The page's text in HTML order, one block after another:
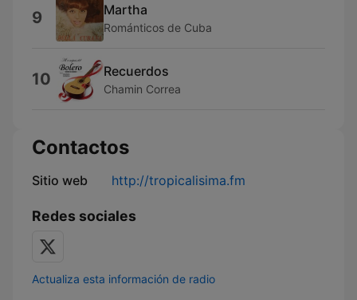
9 Martha
Románticos de Cuba
10 Recuerdos
Chamin Correa
Contactos
Sitio web http://tropicalisima.fm
Redes sociales
Actualiza esta información de radio